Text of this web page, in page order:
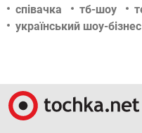
співачка
тб-шоу
український шоу-бізнес